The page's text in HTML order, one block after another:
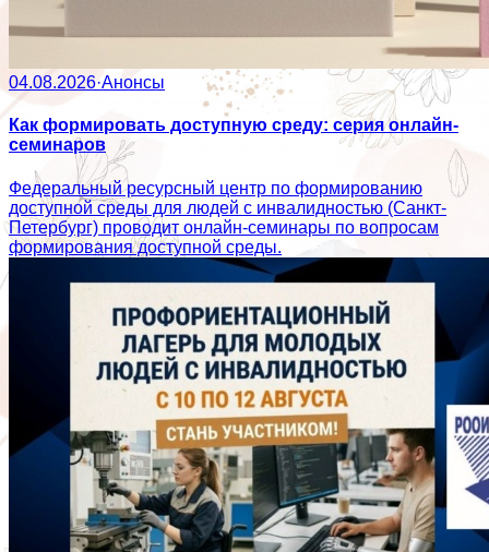
04.08.2026·Анонсы
Как формировать доступную среду: серия онлайн-
семинаров
Федеральный ресурсный центр по формированию
доступной среды для людей с инвалидностью (Санкт-
Петербург) проводит онлайн-семинары по вопросам
формирования доступной среды.